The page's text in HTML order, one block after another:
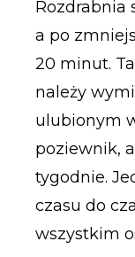
Rozdrabnia
a po
20 minut.
należy
ulubionym
poziewnik,
tygodnie.
czasu do
wszystkim